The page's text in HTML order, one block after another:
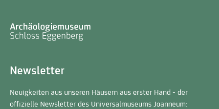
Newsletter
Neuigkeiten aus unseren Häusern aus erster Hand - der
offizielle Newsletter des Universalmuseums Joanneum: